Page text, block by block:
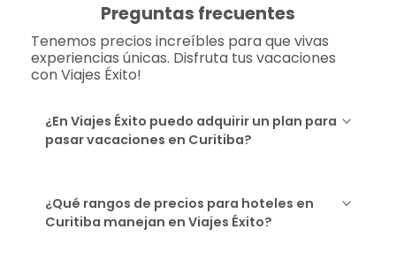
Preguntas frecuentes
Tenemos precios increíbles para que vivas
experiencias únicas. Disfruta tus vacaciones
con Viajes Éxito!
¿En Viajes Éxito puedo adquirir un plan para
pasar vacaciones en Curitiba?
¿Qué rangos de precios para hoteles en
Curitiba manejan en Viajes Éxito?